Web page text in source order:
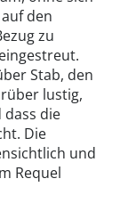
den
zu
Stab, den
lustig,
dass die
Die
und
Requel